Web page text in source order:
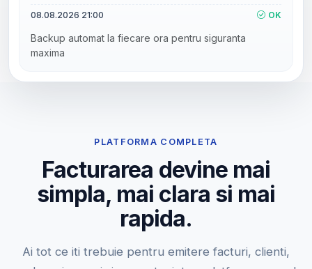
08.08.2026 21:00
OK
Backup automat la fiecare ora pentru siguranta
maxima
PLATFORMA COMPLETA
Facturarea devine mai
simpla, mai clara si mai
rapida.
Ai tot ce iti trebuie pentru emitere facturi, clienti,